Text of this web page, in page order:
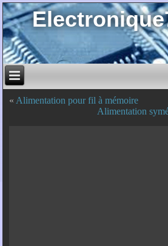
«Alimentation pour fil à mémoire
Alimentation